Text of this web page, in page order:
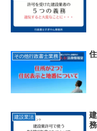
その他行政書士業務
建設業法